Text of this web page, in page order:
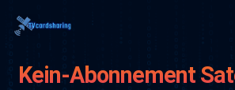
Kein-Abonnement